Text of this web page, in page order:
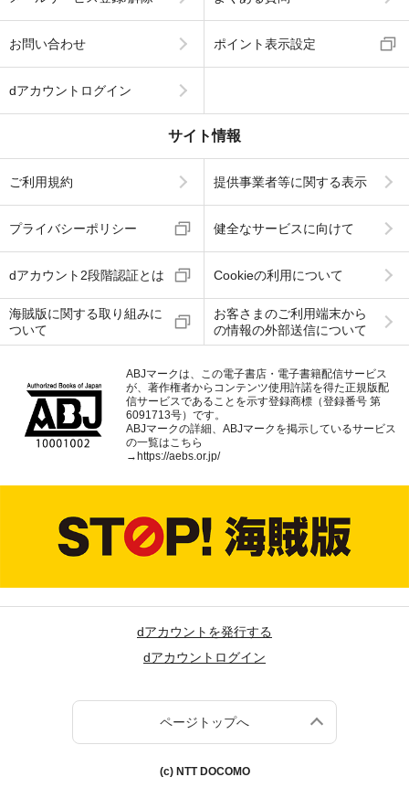
お問い合わせ ポイント表示設定
dアカウントログイン
サイト情報
ご利用規約 提供事業者等に関する表示
プライバシーポリシー 健全なサービスに向けて
dアカウント2段階認証とは Cookieの利用について
海賊版に関する取り組みに
ついて
お客さまのご利用端末から
の情報の外部送信について
ABJマークは、この電子書店・電子書籍配信サービス
が、著作権者からコンテンツ使用許諾を得た正規版配
信サービスであることを示す登録商標（登録番号 第
6091713号）です。
ABJマークの詳細、ABJマークを掲示しているサービス
の一覧はこちら
→https://aebs.or.jp/
dアカウントを発行する
dアカウントログイン
ページトップへ
(c) NTT DOCOMO